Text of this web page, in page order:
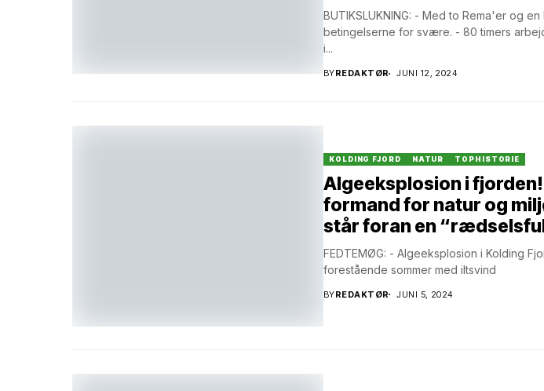
BUTIKSLUKNING: - Med to Rema'er og
betingelserne for svære. - 80 timers
i...
BYREDAKTØR JUNI 12, 2024
KOLDING FJORD NATUR TOPHISTORIE
Algeeksplosion i
formand for natur og
står foran en
FEDTEMØG: - Algeeksplosion i Kolding
forestående sommer med iltsvind
BYREDAKTØR JUNI 5, 2024